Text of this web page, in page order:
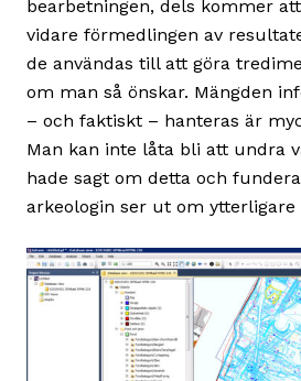
bearbetningen, dels kommer
vidare förmedlingen av
de användas till att göra
om man så önskar. Mängden
– och faktiskt – hanteras är
Man kan inte låta bli att undra
hade sagt om detta och
arkeologin ser ut om ytterligare